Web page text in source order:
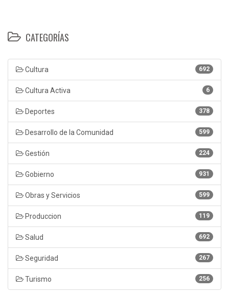
CATEGORÍAS
692
Cultura
6
Cultura Activa
378
Deportes
599
Desarrollo de la Comunidad
224
Gestión
931
Gobierno
599
Obras y Servicios
119
Produccion
692
Salud
267
Seguridad
256
Turismo